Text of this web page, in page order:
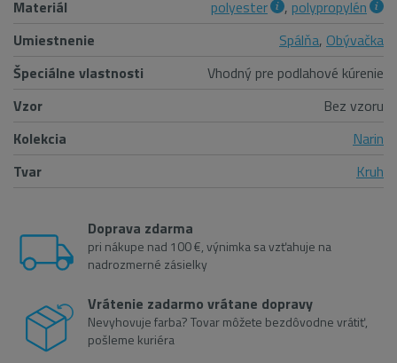
Materiál polyester , polypropylén
Umiestnenie
Spálňa, Obývačka
Špeciálne vlastnosti
Vhodný pre podlahové kúrenie
Vzor
Bez vzoru
Kolekcia
Narin
Tvar
Kruh
Doprava zdarma
pri nákupe nad 100 €, výnimka sa vzťahuje na
nadrozmerné zásielky
Vrátenie zadarmo vrátane dopravy
Nevyhovuje farba? Tovar môžete bezdôvodne vrátiť,
pošleme kuriéra